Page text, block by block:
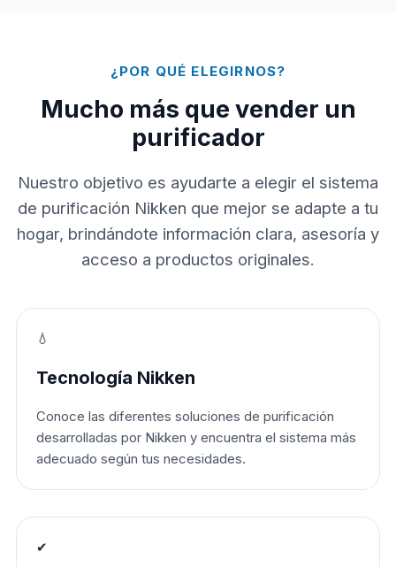
¿POR QUÉ ELEGIRNOS?
Mucho más que vender un
purificador
Nuestro objetivo es ayudarte a elegir el sistema
de purificación Nikken que mejor se adapte a tu
hogar, brindándote información clara, asesoría y
acceso a productos originales.
💧
Tecnología Nikken
Conoce las diferentes soluciones de purificación
desarrolladas por Nikken y encuentra el sistema más
adecuado según tus necesidades.
✔